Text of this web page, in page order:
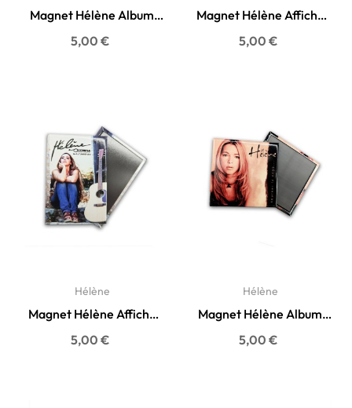
Magnet Hélène Album
2024
Prix
5,00 €
Magnet Hélène Affiche
Olympia 2016
Prix
5,00 €
Hélène
Magnet Hélène Affiche
Olympia 2012
Prix
5,00 €
Hélène
Magnet Hélène Album
"Tourner la page"
Prix
5,00 €